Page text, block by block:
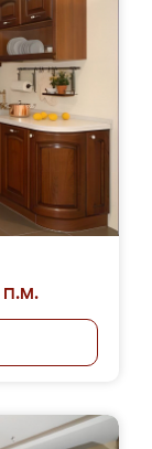
п.м.